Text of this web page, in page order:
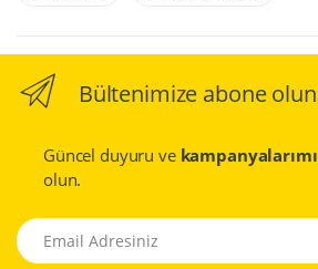
Bültenimize abone olun
Güncel duyuru ve
olun.
Email Adresiniz